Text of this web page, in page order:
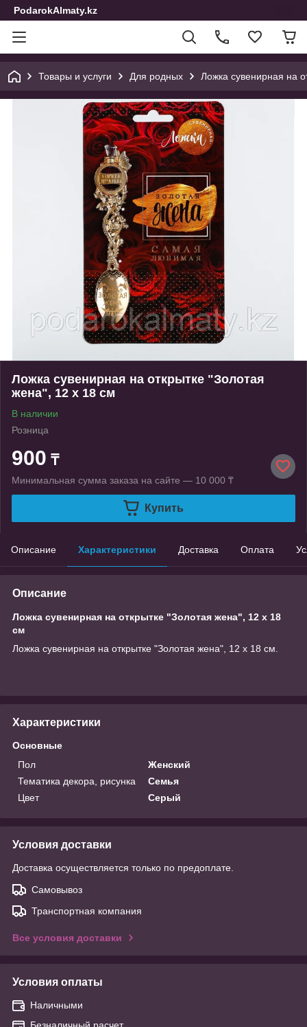
PodarokAlmaty.kz
Товары и услуги Для родных Ложка сувенирная на
Ложка сувенирная на открытке "Золотая
жена", 12 х 18 см
В наличии
Розница
900 ₸
Минимальная сумма заказа на сайте — 10 000 ₸
Купить
Описание Характеристики Доставка Оплата
Описание
Ложка сувенирная на открытке "Золотая жена", 12 х 18
см
Ложка сувенирная на открытке "Золотая жена", 12 х 18 см.
Характеристики
Основные
Пол
Женский
Тематика декора, рисунка
Семья
Цвет
Серый
Условия доставки
Доставка осуществляется только по предоплате.
Самовывоз
Транспортная компания
Все условия доставки
Условия оплаты
Наличными
Безналичный расчет